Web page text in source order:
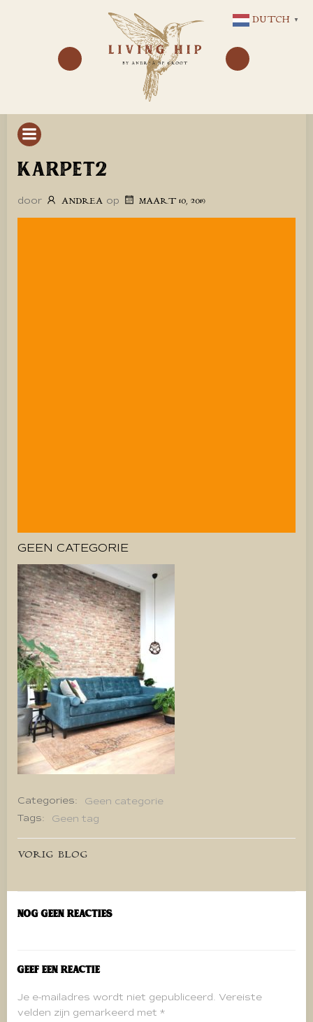
NAAR
DE
INHOUD
KARPET2
door ANDREA op MAART 10, 2019
GEEN CATEGORIE
Categories:
Geen categorie
Tags:
Geen tag
Bericht
navigatie
VORIG BLOG
Nog geen reacties
Geef een reactie
Je e-mailadres wordt niet gepubliceerd. Vereiste
velden zijn gemarkeerd met *
DUTCH ▼